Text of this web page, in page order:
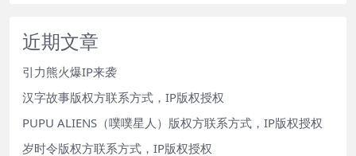
近期文章
引力熊火爆IP来袭
汉字故事版权方联系方式，IP版权授权
PUPU ALIENS（噗噗星人）版权方联系方式，IP版权授权
岁时令版权方联系方式，IP版权授权